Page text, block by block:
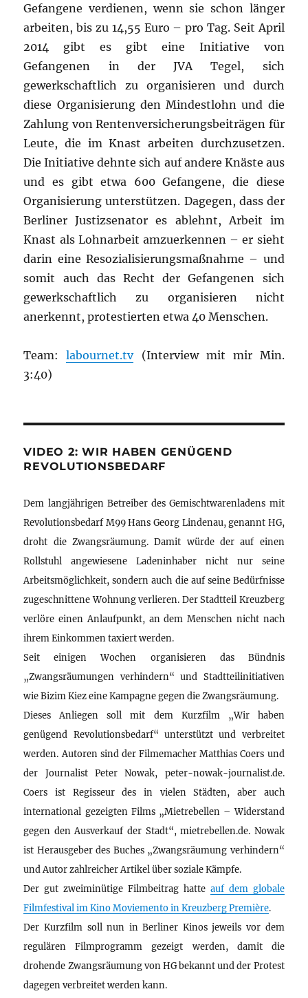
Gefangene verdienen, wenn sie schon länger
arbeiten, bis zu 14,55 Euro – pro Tag. Seit April
2014 gibt es gibt eine Initiative von
Gefangenen in der JVA Tegel, sich
gewerkschaftlich zu organisieren und durch
diese Organisierung den Mindestlohn und die
Zahlung von Rentenversicherungsbeiträgen für
Leute, die im Knast arbeiten durchzusetzen.
Die Initiative dehnte sich auf andere Knäste aus
und es gibt etwa 600 Gefangene, die diese
Organisierung unterstützen. Dagegen, dass der
Berliner Justizsenator es ablehnt, Arbeit im
Knast als Lohnarbeit amzuerkennen – er sieht
darin eine Resozialisierungsmaßnahme – und
somit auch das Recht der Gefangenen sich
gewerkschaftlich zu organisieren nicht
anerkennt, protestierten etwa 40 Menschen.
Team:labournet.tv(Interview mit mir Min.
3:40)
VIDEO 2: WIR HABEN GENÜGEND
REVOLUTIONSBEDARF
Dem langjährigen Betreiber des Gemischtwarenladens mit
Revolutionsbedarf M99 Hans Georg Lindenau, genannt HG,
droht die Zwangsräumung. Damit würde der auf einen
Rollstuhl angewiesene Ladeninhaber nicht nur seine
Arbeitsmöglichkeit, sondern auch die auf seine Bedürfnisse
zugeschnittene Wohnung verlieren. Der Stadtteil Kreuzberg
verlöre einen Anlaufpunkt, an dem Menschen nicht nach
ihrem Einkommen taxiert werden.
Seit einigen Wochen organisieren das Bündnis
„Zwangsräumungen verhindern“ und Stadtteilinitiativen
wie Bizim Kiez eine Kampagne gegen die Zwangsräumung.
Dieses Anliegen soll mit dem Kurzfilm „Wir haben
genügend Revolutionsbedarf“ unterstützt und verbreitet
werden. Autoren sind der Filmemacher Matthias Coers und
der Journalist Peter Nowak, peter-nowak-journalist.de.
Coers ist Regisseur des in vielen Städten, aber auch
international gezeigten Films „Mietrebellen – Widerstand
gegen den Ausverkauf der Stadt“, mietrebellen.de. Nowak
ist Herausgeber des Buches „Zwangsräumung verhindern“
und Autor zahlreicher Artikel über soziale Kämpfe.
Der gut zweiminütige Filmbeitrag hatte auf dem globale
Filmfestival im Kino Moviemento in Kreuzberg Première.
Der Kurzfilm soll nun in Berliner Kinos jeweils vor dem
regulären Filmprogramm gezeigt werden, damit die
drohende Zwangsräumung von HG bekannt und der Protest
dagegen verbreitet werden kann.